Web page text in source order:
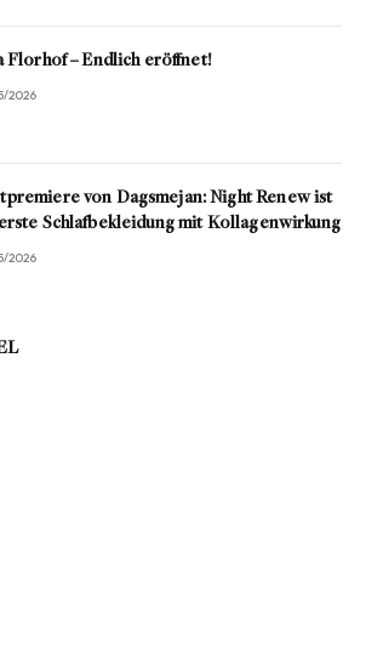
Florhof – Endlich eröffnet!
2026
von Dagsmejan: Night Renew ist
Schlafbekleidung mit Kollagenwirkung
2026